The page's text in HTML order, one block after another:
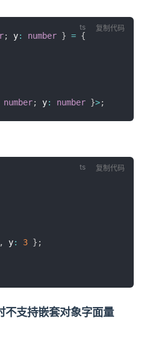
; y: number } = {
number; y: number }>;
复制代码
, y: 3 } ;
复制代码
支持嵌套对象字面量